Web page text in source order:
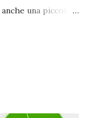
una piccola
vorrebbe
c’è